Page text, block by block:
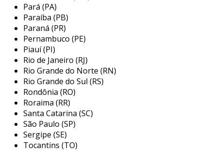
a serra de fita horizontal é uma ferramenta
essencial em diversos setores, desde a
fabricação de móveis até o processamento
industrial de metais. sua capacidade de realizar
cortes precisos a torna ideal para situações que
exigem meticulosidade e eficiência. entre as
principais aplicações, podemos destacar:
indústria madeireira:
cortar toras em tábuas ou chapas,
otimizando o uso da madeira e reduzindo
desperdícios.
indústria metalúrgica:
Pará (PA)
Paraíba (PB)
Paraná (PR)
Pernambuco (PE)
Piauí (PI)
Rio de Janeiro (RJ)
Rio Grande do Norte (RN)
Rio Grande do Sul (RS)
Rondônia (RO)
Roraima (RR)
Santa Catarina (SC)
São Paulo (SP)
Sergipe (SE)
Tocantins (TO)